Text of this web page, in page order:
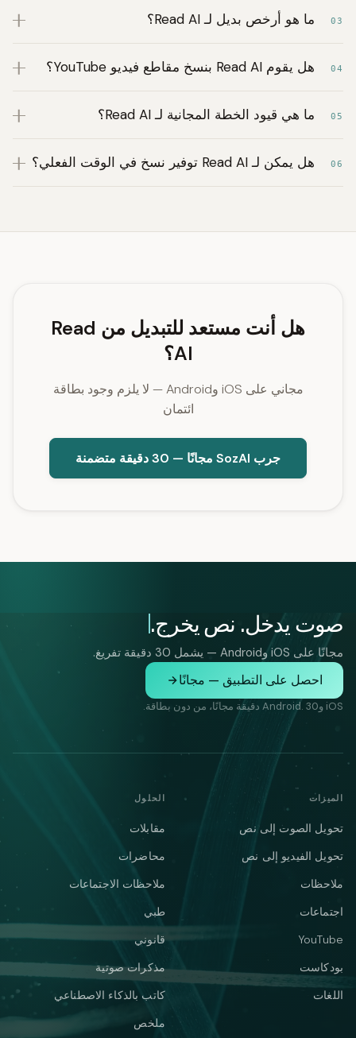
03 ما هو أرخص بديل لـ Read AI؟
04 هل يقوم Read AI بنسخ مقاطع فيديو YouTube؟
05 ما هي قيود الخطة المجانية لـ Read AI؟
06 هل يمكن لـ Read AI توفير نسخ في الوقت الفعلي؟
هل أنت مستعد للتبديل من Read
AI؟
مجاني على iOS وAndroid — لا يلزم وجود بطاقة
ائتمان
جرب SozAI مجانًا — 30 دقيقة متضمنة
صوت يدخل. نص يخرج.
مجانًا على iOS وAndroid — يشمل 30 دقيقة تفريغ.
احصل على التطبيق — مجانًا
iOS وAndroid. 30 دقيقة مجانًا، من دون بطاقة.
الميزات
تحويل الصوت إلى نص
تحويل الفيديو إلى نص
ملاحظات
اجتماعات
YouTube
بودكاست
اللغات
الحلول
مقابلات
محاضرات
ملاحظات الاجتماعات
طبي
قانوني
مذكرات صوتية
كاتب بالذكاء الاصطناعي
ملخص